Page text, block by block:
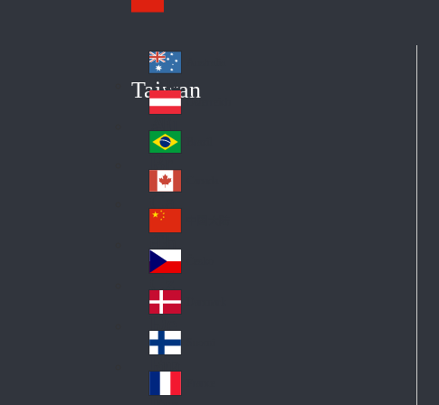
Taiwan
Au
str
ali
a
Au
stri
a
Br
azi
l
Ca
na
da
Ch
ina
Cz
ec
h
De
nm
ark
Fin